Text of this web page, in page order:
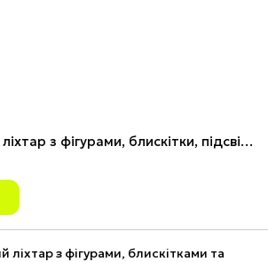
Нічник Різдвяний ліхтар з фігурами, блискітки, підсвічування та музикою (від мережі, 3*AAA) 23,5см